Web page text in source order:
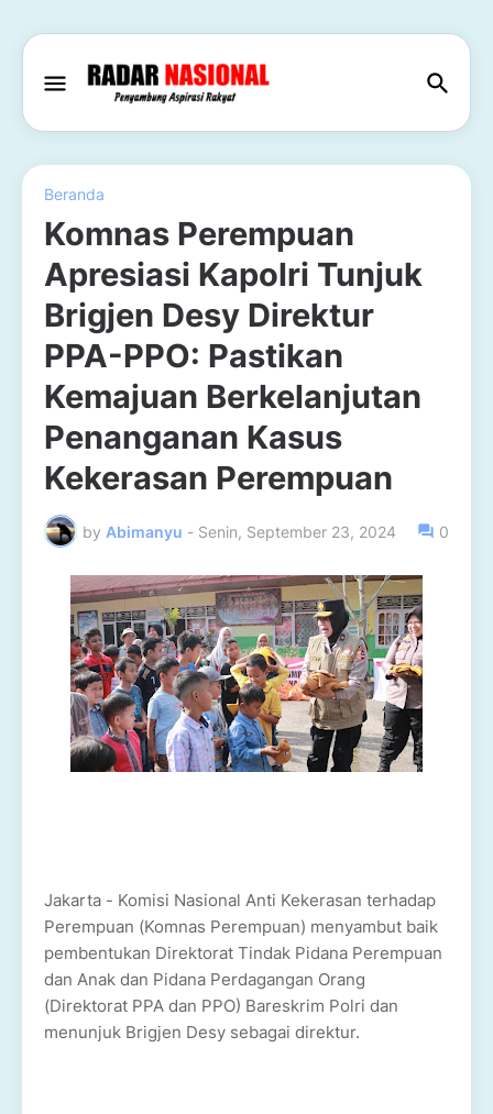
Beranda
Komnas Perempuan
Apresiasi Kapolri Tunjuk
Brigjen Desy Direktur
PPA-PPO: Pastikan
Kemajuan Berkelanjutan
Penanganan Kasus
Kekerasan Perempuan
by Abimanyu - Senin, September 23, 2024 0
Jakarta - Komisi Nasional Anti Kekerasan terhadap
Perempuan (Komnas Perempuan) menyambut baik
pembentukan Direktorat Tindak Pidana Perempuan
dan Anak dan Pidana Perdagangan Orang
(Direktorat PPA dan PPO) Bareskrim Polri dan
menunjuk Brigjen Desy sebagai direktur.